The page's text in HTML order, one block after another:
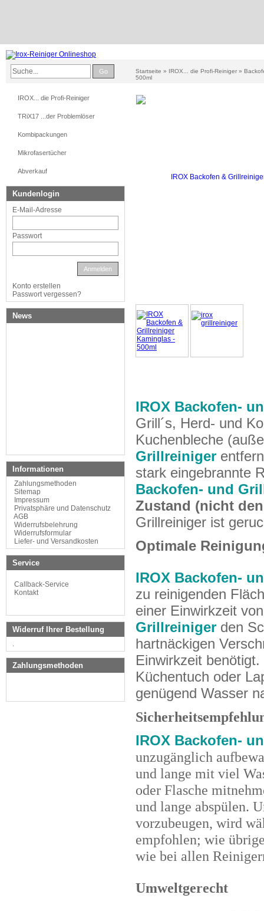
Go Startseite » IROX... die Profi-Reiniger »
500ml
IROX Backofen-
Grill´s, Herd- und
Kuchenbleche
Grillreiniger
stark eingebrannte
Backofen- und
Zustand (nicht
Grillreiniger ist
Optimale
IROX Backofen-
zu reinigenden
einer Einwirkzeit
Grillreiniger den
hartnäckigen
Einwirkzeit
Küchentuch oder
genügend Wasser
IROX Backofen-
unzugänglich
und lange mit viel
oder Flasche
und lange abspülen.
vorzubeugen, wird
empfohlen; wie
wie bei allen
Umweltgerecht
IROX... die Profi-Reiniger
TRiX17 ...der Problemlöser
Kombipackungen
Mikrofasertücher
Abverkauf
Kundenlogin
E-Mail-Adresse
Passwort
Anmelden
Konto erstellen
Passwort vergessen?
News
Informationen
Zahlungsmethoden
Sitemap
Impressum
Privatsphäre und Datenschutz
AGB
Widerrufsbelehrung
Widerrufsformular
Liefer- und Versandkosten
Service
Callback-Service
Kontakt
Widerruf Ihrer Bestellung
.
Zahlungsmethoden